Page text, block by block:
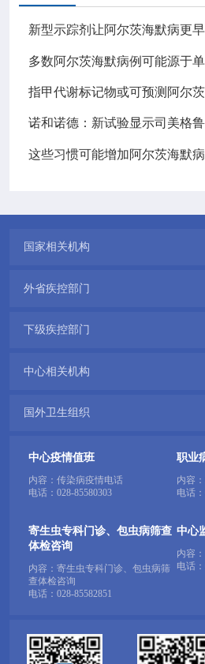
新型示踪剂让阿尔茨海默病更
多数阿尔茨海默病例可能源于
指甲代谢标记物或可预测阿尔
这些习惯可能增加阿尔茨海默病
国家相关机构
外省疾控部门
下级疾控部门
中心相关机构
国外卫生组织
中心疫情值班
内容：传染病疫情电话
电话： 028-85580303
职业
内容
电话：
寄生虫专科门诊、包虫病筛查
体检咨询
内容：寄生虫专科门诊、包虫病筛
查体检咨询
电话： 028-85582851
中心
内容
电话：